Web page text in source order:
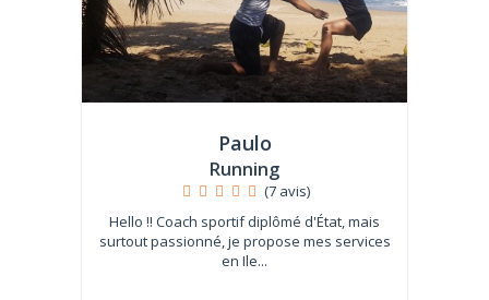
Paulo
Running
(7 avis)
Hello !! Coach sportif diplômé d'État, mais
surtout passionné, je propose mes services
en Ile...